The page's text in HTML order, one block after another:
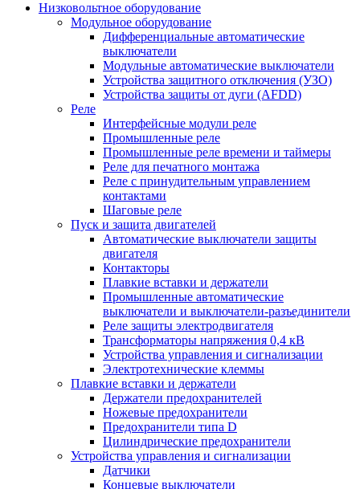
Низковольтное оборудование
Модульное оборудование
Дифференциальные автоматические
выключатели
Модульные автоматические выключатели
Устройства защитного отключения (УЗО)
Устройства защиты от дуги (AFDD)
Реле
Интерфейсные модули реле
Промышленные реле
Промышленные реле времени и таймеры
Реле для печатного монтажа
Реле с принудительным управлением
контактами
Шаговые реле
Пуск и защита двигателей
Автоматические выключатели защиты
двигателя
Контакторы
Плавкие вставки и держатели
Промышленные автоматические
выключатели и выключатели-разъединители
Реле защиты электродвигателя
Трансформаторы напряжения 0,4 кВ
Устройства управления и сигнализации
Электротехнические клеммы
Плавкие вставки и держатели
Держатели предохранителей
Ножевые предохранители
Предохранители типа D
Цилиндрические предохранители
Устройства управления и сигнализации
Датчики
Концевые выключатели